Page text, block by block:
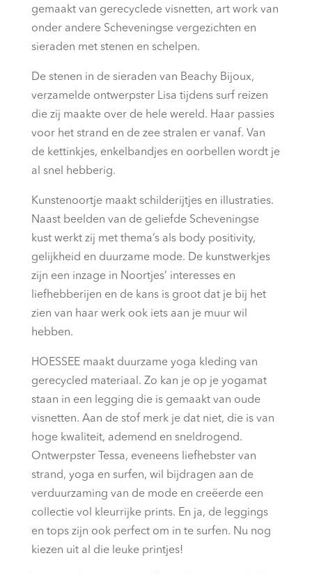
gemaakt van gerecyclede visnetten, art work van
onder andere Scheveningse vergezichten en
sieraden met stenen en schelpen.
De stenen in de sieraden van Beachy Bijoux,
verzamelde ontwerpster Lisa tijdens surf reizen
die zij maakte over de hele wereld. Haar passies
voor het strand en de zee stralen er vanaf. Van
de kettinkjes, enkelbandjes en oorbellen wordt je
al snel hebberig.
Kunstenoortje maakt schilderijtjes en illustraties.
Naast beelden van de geliefde Scheveningse
kust werkt zij met thema’s als body positivity,
gelijkheid en duurzame mode. De kunstwerkjes
zijn een inzage in Noortjes’ interesses en
liefhebberijen en de kans is groot dat je bij het
zien van haar werk ook iets aan je muur wil
hebben.
HOESSEE maakt duurzame yoga kleding van
gerecycled materiaal. Zo kan je op je yogamat
staan in een legging die is gemaakt van oude
visnetten. Aan de stof merk je dat niet, die is van
hoge kwaliteit, ademend en sneldrogend.
Ontwerpster Tessa, eveneens liefhebster van
strand, yoga en surfen, wil bijdragen aan de
verduurzaming van de mode en creëerde een
collectie vol kleurrijke prints. En ja, de leggings
en tops zijn ook perfect om in te surfen. Nu nog
kiezen uit al die leuke printjes!